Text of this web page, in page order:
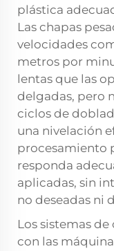
plástica
Las chapas
velocidades
metros por
lentas que las
delgadas, pero
ciclos de
una nivelación
procesamiento
responda
aplicadas, sin
no deseadas ni
Los sistemas
con las